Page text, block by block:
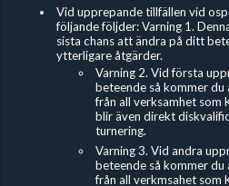
Vid upprepande tillfällen vid
följande följder: Varning 1.
sista chans att ändra på ditt
ytterligare åtgärder.
Varning 2. Vid första
beteende så kommer
från all verksamhet som
blir även direkt
turnering.
Varning 3. Vid andra
beteende så kommer
från all verkmsahet som